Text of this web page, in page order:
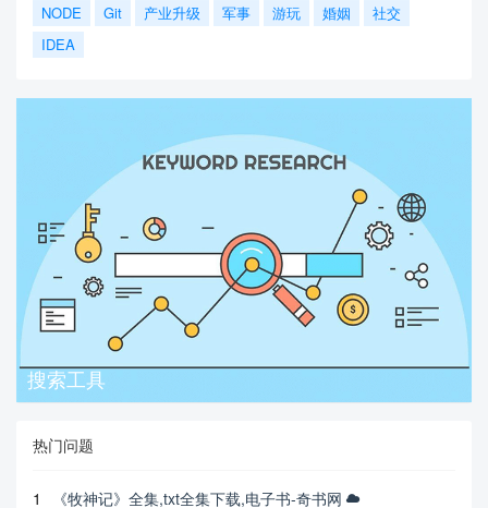
NODE
Git 产业升级 军事 游玩 婚姻
社交
IDEA
搜索工具
热门问题
1
《牧神记》全集,txt全集下载,电子书-奇书网